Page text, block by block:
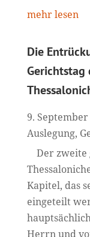
mehr lesen
Die
Gerichtstag
9. September
Auslegung,
Der zweite
Kapitel, das
eingeteilt
Herrn und